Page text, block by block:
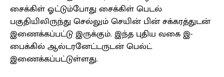
சைக்கிள் ஓட்டும்போது சைக்கிள் பெடல்
பகுதியிலிருந்து செல்லும் செயின் பின் சக்கரத்துடன்
இணைக்கப்பட்டு இருக்கும். இந்த புதிய வகை இ-
பைக்கில் ஆல்டரனேட்டருடன் பெல்ட்
இணைக்கப்பட்டுள்ளது.